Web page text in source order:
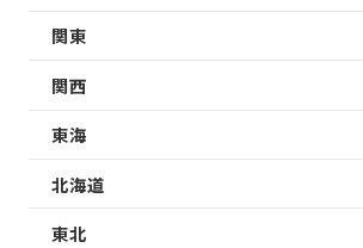
関東
関西
東海
北海道
東北